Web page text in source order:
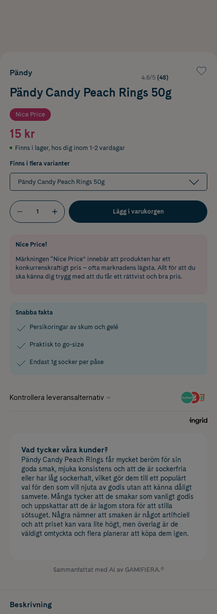
Pändy
4.6/5 (48)
Pändy Candy Peach Rings 50g
Nice Price
15 kr
Finns i lager, hos dig inom 1-2 vardagar
Finns i flera varianter
Pändy Candy Peach Rings 50g
Lägg i varukorgen
Nice Price!
Märkningen “Nice Price” innebär att produkten har ett
konkurrenskraftigt pris – ofta marknadens lägsta. Allt för att du
ska känna dig trygg med att du får ett rättvist och bra pris.
Snabba fakta
Persikoringar av skum och gelé
Praktisk to go-size
Endast 1g socker per påse
Vad tycker våra kunder?
Pändy Candy Peach Rings får mycket beröm för sin
goda smak, mjuka konsistens och att de är sockerfria
eller har låg sockerhalt, vilket gör dem till ett populärt
val för den som vill njuta av godis utan att känna dåligt
samvete. Många tycker att de smakar som vanligt godis
och uppskattar att de är lagom stora för att stilla
sötsuget. Några nämner att smaken är något artificiell
och att priset kan vara lite högt, men överlag är de
väldigt omtyckta och flera planerar att köpa dem igen.
Sammanfattat med AI av GAMIFIERA.®
Beskrivning